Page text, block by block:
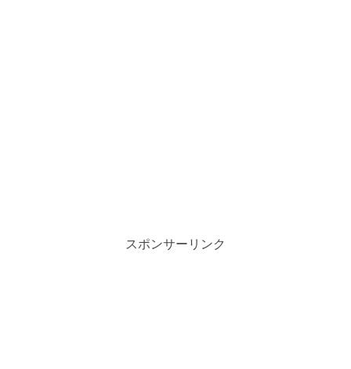
スポンサーリンク